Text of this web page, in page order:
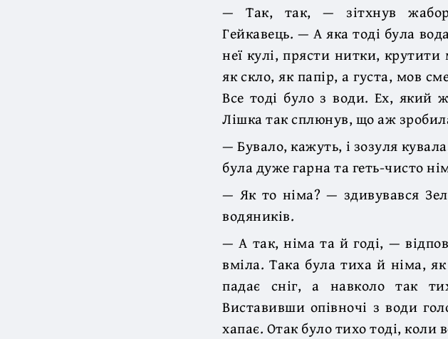
— Так, так, — зітхнув
Гейкавець. — А яка тоді була
неї кулі, прясти нитки,
як скло, як папір, а густа, мов
Все тоді було з води. Ех, який
Лішка так сплюнув, що аж
— Бувало, кажуть, і зозуля
була дуже гарна та геть-чисто
— Як то німа? — здивувався
водяників.
— А так, німа та й годі, —
вміла. Така була тиха й німа,
падає сніг, а навколо так
Виставивши опівночі з води
хапає. Отак було тихо тоді, коли